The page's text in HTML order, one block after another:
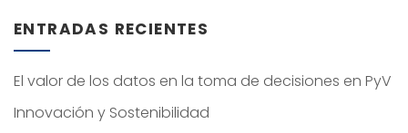
ENTRADAS RECIENTES
El valor de los datos en la toma de decisiones en PyV
Innovación y Sostenibilidad